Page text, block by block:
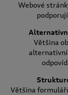
Webové
Většina
Většina